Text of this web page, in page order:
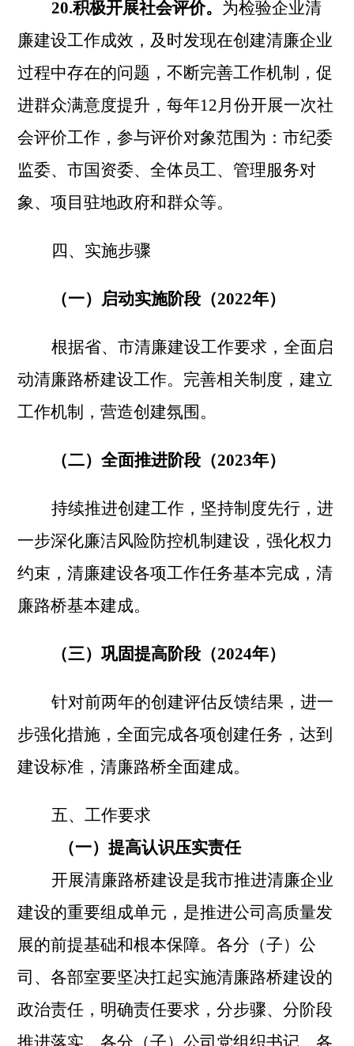
20.积极开展社会评价。 为检验企业清
廉建设工作成效，及时发现在创建清廉企业
过程中存在的问题，不断完善工作机制，促
进群众满意度提升，每年12月份开展一次社
会评价工作，参与评价对象范围为：市纪委
监委、市国资委、全体员工、管理服务对
象、项目驻地政府和群众等。
四、实施步骤
（一）启动实施阶段（2022年）
根据省、市清廉建设工作要求，全面启
动清廉路桥建设工作。完善相关制度，建立
工作机制，营造创建氛围。
（二）全面推进阶段（2023年）
持续推进创建工作，坚持制度先行，进
一步深化廉洁风险防控机制建设，强化权力
约束，清廉建设各项工作任务基本完成，清
廉路桥基本建成。
（三）巩固提高阶段（2024年）
针对前两年的创建评估反馈结果，进一
步强化措施，全面完成各项创建任务，达到
建设标准，清廉路桥全面建成。
五、工作要求
（一）提高认识压实责任
开展清廉路桥建设是我市推进清廉企业
建设的重要组成单元，是推进公司高质量发
展的前提基础和根本保障。各分（子）公
司、各部室要坚决扛起实施清廉路桥建设的
政治责任，明确责任要求，分步骤、分阶段
推进落实。各分（子）公司党组织书记、各